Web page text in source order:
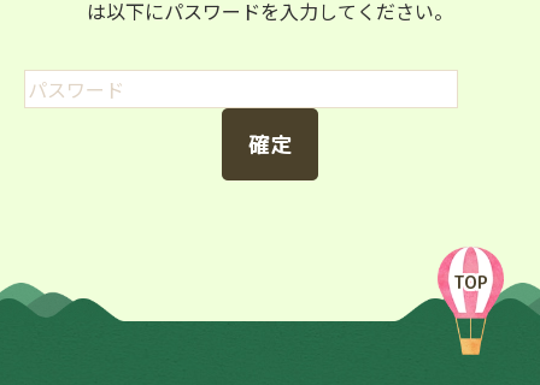
は以下にパスワードを入力してください。
TOP